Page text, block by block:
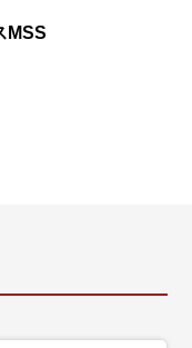
MSS